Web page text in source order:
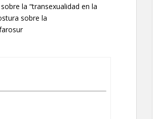
la “transexualidad en la
sobre la